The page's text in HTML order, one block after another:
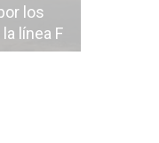
los
línea F